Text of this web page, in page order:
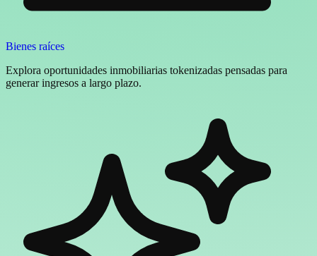
Bienes raíces
Explora oportunidades inmobiliarias tokenizadas pensadas para
generar ingresos a largo plazo.